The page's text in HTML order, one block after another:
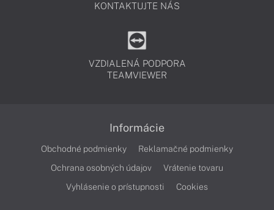
KONTAKTUJTE NÁS
VZDIALENÁ PODPORA
TEAMVIEWER
Informácie
Obchodné podmienky
Reklamačné podmienky
Ochrana osobných údajov
Vrátenie tovaru
Vyhlásenie o prístupnosti
Cookies